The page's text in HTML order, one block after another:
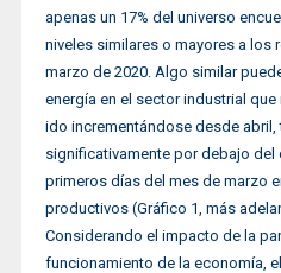
apenas un 17% del universo
niveles similares o mayores a los
marzo de 2020. Algo similar
energía en el sector industrial
ido incrementándose desde abril,
significativamente por debajo
primeros días del mes de marzo
productivos (Gráfico 1, más
Considerando el impacto de la
funcionamiento de la economía,